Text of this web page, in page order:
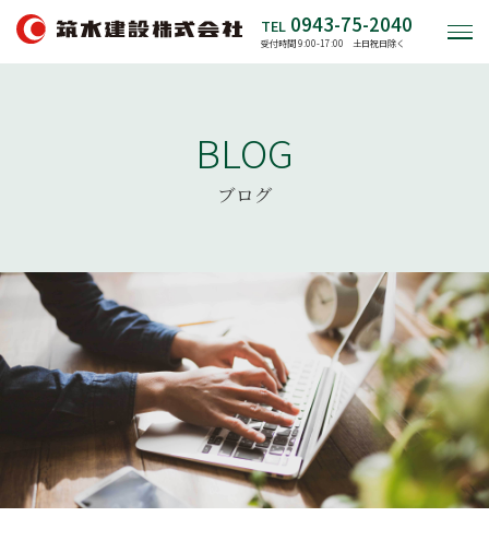
TEL 0943-75-2040
受付時間 9:00-17:00 土日祝日除く
BLOG
ブログ